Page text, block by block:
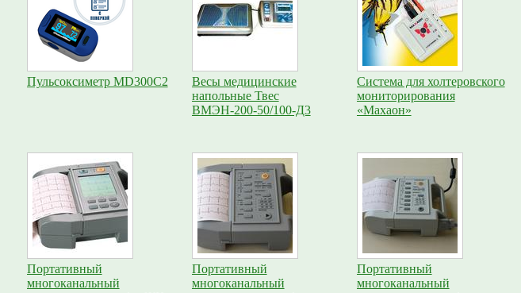
Пульсоксиметр MD300C2
Весы медицинские
напольные Твес
ВМЭН-200-50/100-Д3
Система для холтеровского
мониторирования
«Махаон»
Портативный
многоканальный
Портативный
многоканальный
Портативный
многоканальный